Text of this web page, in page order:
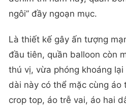
ngôi” đầy ngoạn mục.
Là thiết kế gây ấn tượng
đầu tiên, quần balloon còn
thú vị, vừa phóng khoáng
dài này có thể mặc cùng áo
crop top, áo trễ vai, áo hai